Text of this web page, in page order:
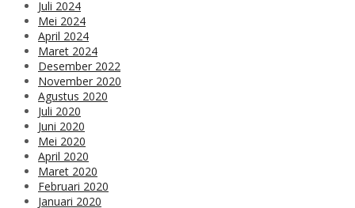
Juli 2024
Mei 2024
April 2024
Maret 2024
Desember 2022
November 2020
Agustus 2020
Juli 2020
Juni 2020
Mei 2020
April 2020
Maret 2020
Februari 2020
Januari 2020